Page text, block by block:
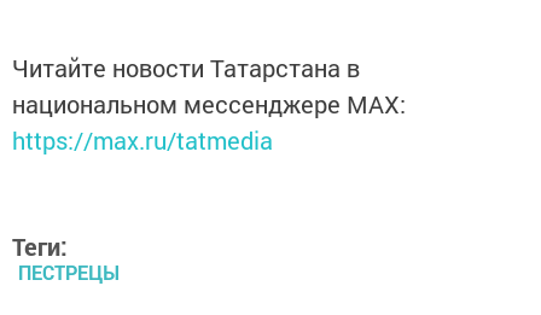
Читайте новости Татарстана в
национальном мессенджере MАХ:
https://max.ru/tatmedia
Теги:
ПЕСТРЕЦЫ